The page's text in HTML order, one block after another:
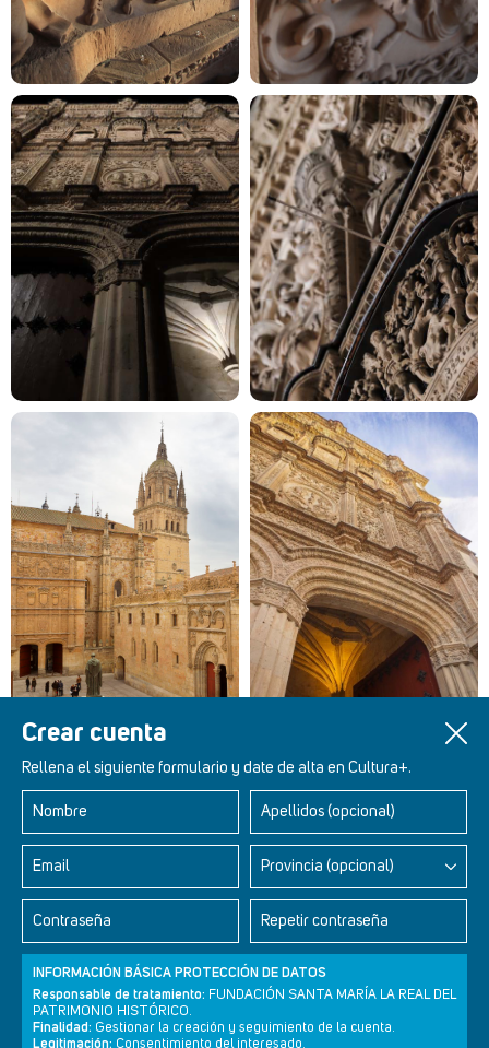
Crear cuenta
Rellena el siguiente formulario y date de alta en Cultura+.
Nombre Apellidos (opcional)
Email Provincia (opcional)
Contraseña Repetir contraseña
INFORMACIÓN BÁSICA PROTECCIÓN DE DATOS
Responsable de tratamiento: FUNDACIÓN SANTA MARÍA LA REAL DEL
PATRIMONIO HISTÓRICO.
Finalidad: Gestionar la creación y seguimiento de la cuenta.
Legitimación: Consentimiento del interesado.
Retablos Renacentistas Este de León